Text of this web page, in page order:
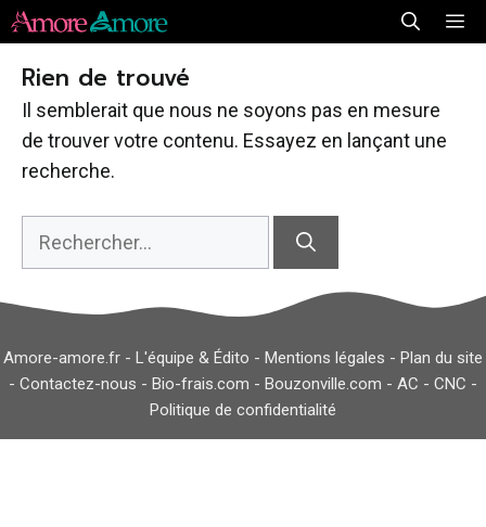
Aller
au
contenu
Rien de trouvé
Il semblerait que nous ne soyons pas en mesure
de trouver votre contenu. Essayez en lançant une
recherche.
Rechercher :
Amore-amore.fr - L'équipe & Édito - Mentions légales - Plan du site
- Contactez-nous - Bio-frais.com - Bouzonville.com - AC - CNC -
Politique de confidentialité